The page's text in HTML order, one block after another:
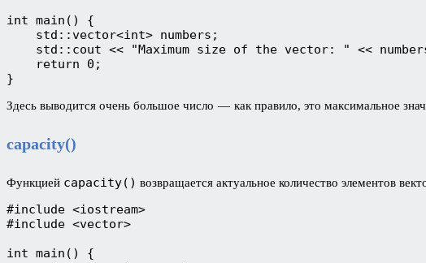
int main() {
    std::vector<int> numbers;
std::cout << "Maximum size of the vector: " <<
    return 0;
}
Здесь выводится очень большое число — как правило, это максимальное
capacity()
Функцией capacity() возвращается актуальное количество элементов
#include <iostream>
#include <vector>
int main() {